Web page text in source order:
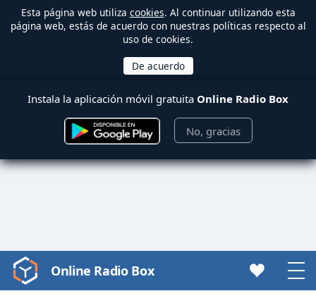
Esta página web utiliza cookies. Al continuar utilizando esta
página web, estás de acuerdo con nuestras políticas respecto al
uso de cookies.
Instala la aplicación móvil gratuita Online Radio Box
No, gracias
Video
Player
Online Radio Box